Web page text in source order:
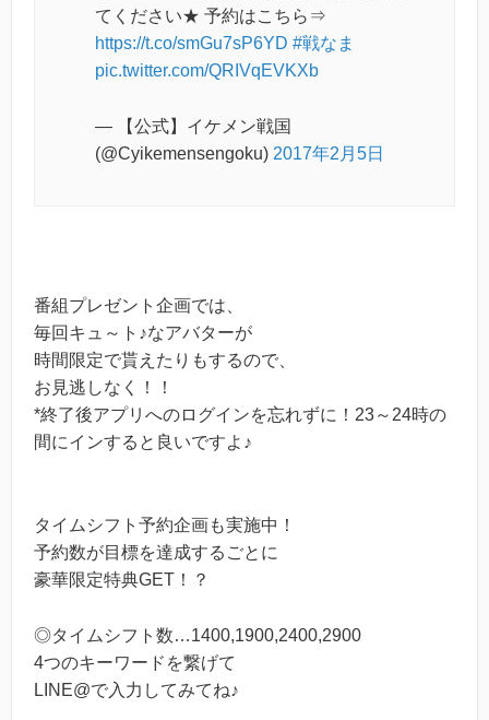
てください★ 予約はこちら⇒
https://t.co/smGu7sP6YD #戦なま
pic.twitter.com/QRIVqEVKXb
— 【公式】イケメン戦国
(@Cyikemensengoku) 2017年2月5日
番組プレゼント企画では、
毎回キュ～ト♪なアバターが
時間限定で貰えたりもするので、
お見逃しなく！！
*終了後アプリへのログインを忘れずに！23～24時の
間にインすると良いですよ♪
タイムシフト予約企画も実施中！
予約数が目標を達成するごとに
豪華限定特典GET！？
◎タイムシフト数…1400,1900,2400,2900
4つのキーワードを繋げて
LINE@で入力してみてね♪